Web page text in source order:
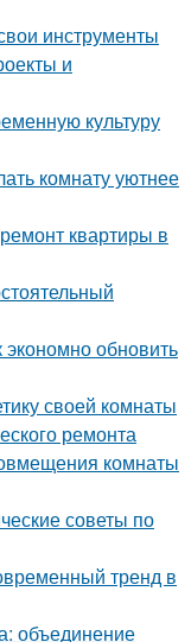
инструменты
и
культуру
комнату уютнее
квартиры в
обновить
своей комнаты
ремонта
комнаты
советы по
тренд в
объединение